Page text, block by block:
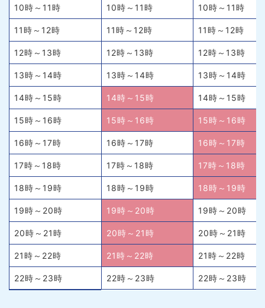
10時～11時 10時～11時 10時～11時
11時～12時 11時～12時 11時～12時
12時～13時 12時～13時 12時～13時
13時～14時 13時～14時 13時～14時
14時～15時 14時～15時 14時～15時
15時～16時 15時～16時 15時～16時
16時～17時 16時～17時 16時～17時
17時～18時 17時～18時 17時～18時
18時～19時 18時～19時 18時～19時
19時～20時 19時～20時 19時～20時
20時～21時 20時～21時 20時～21時
21時～22時 21時～22時 21時～22時
22時～23時 22時～23時 22時～23時